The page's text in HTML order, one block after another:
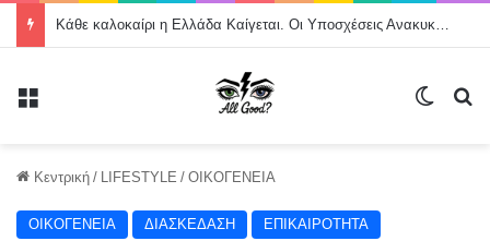
Κάθε καλοκαίρι η Ελλάδα Καίγεται. Οι Υποσχέσεις Ανακυκλώνονται. Οι Πληγές Μένουν.
Κεντρική / LIFESTYLE / ΟΙΚΟΓΕΝΕΙΑ
ΟΙΚΟΓΕΝΕΙΑ ΔΙΑΣΚΕΔΑΣΗ ΕΠΙΚΑΙΡΟΤΗΤΑ